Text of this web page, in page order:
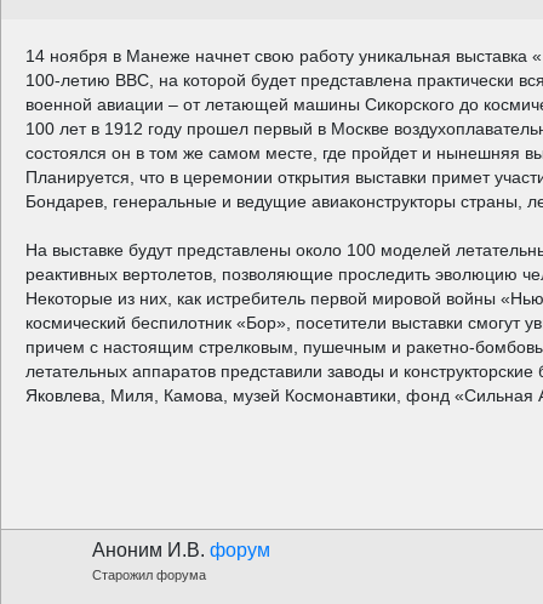
14 ноября в Манеже начнет свою работу уникальная выставка
100-летию ВВС, на которой будет представлена практически
военной авиации – от летающей машины Сикорского до
100 лет в 1912 году прошел первый в Москве
состоялся он в том же самом месте, где пройдет и нынешняя
Планируется, что в церемонии открытия выставки примет
Бондарев, генеральные и ведущие авиаконструкторы страны,
На выставке будут представлены около 100 моделей
реактивных вертолетов, позволяющие проследить эволюцию
Некоторые из них, как истребитель первой мировой войны
космический беспилотник «Бор», посетители выставки смогут
причем с настоящим стрелковым, пушечным и ракетно-
летательных аппаратов представили заводы и
Яковлева, Миля, Камова, музей Космонавтики, фонд «Сильная
Аноним И.В. форум
Старожил форума